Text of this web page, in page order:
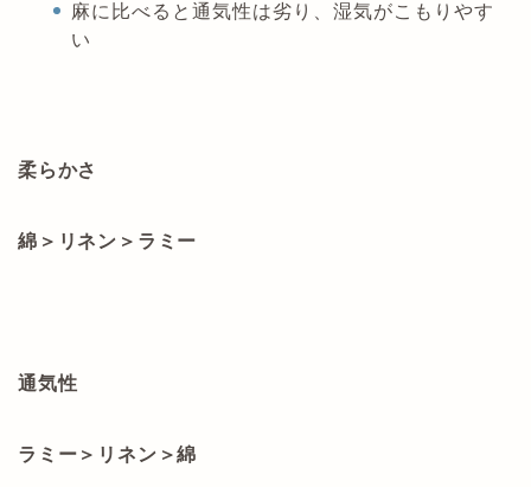
麻に比べると通気性は劣り、湿気がこもりやす
い
柔らかさ
綿＞リネン＞ラミー
通気性
ラミー＞リネン＞綿